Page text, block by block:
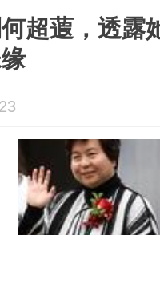
超蕸，透露